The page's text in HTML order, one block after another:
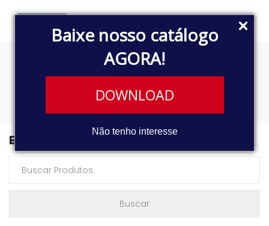
Baixe nosso catálogo
AGORA!
DOWNLOAD
Não tenho interesse
HATCH
Buscar Produtos